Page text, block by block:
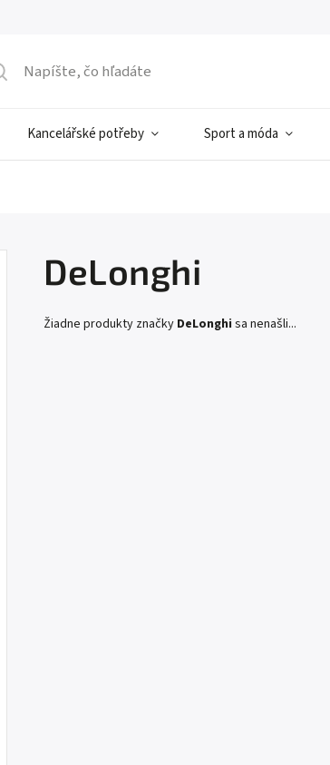
Kancelářské potřeby Sport a móda
DeLonghi
Žiadne produkty značky DeLonghi sa nenašli...